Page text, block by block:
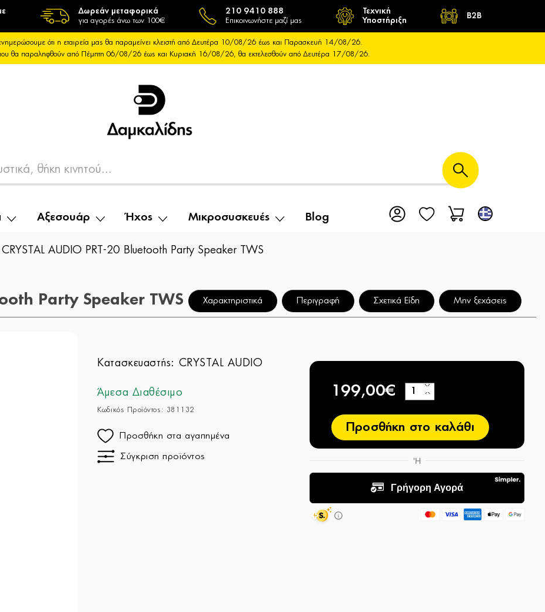
Δωρεάν μεταφορικά
για αγορές άνω των 100€
210 9410 888
Επικοινωνήστε μαζί μας
Τεχνική
Υποστήριξη
B2B
ότι η εταιρεία μας θα παραμείνει κλειστή από Δευτέρα 10/08/26 έως και Παρασκευή 14/08/26.
που θα παραληφθούν από Πέμπτη 06/08/26 έως και Κυριακή 16/08/26, θα εκτελεσθούν από Δευτέρα 17/08/26.
Αξεσουάρ Ήχος Μικροσυσκευές Blog
CRYSTAL AUDIO PRT-20 Bluetooth Party Speaker TWS
Party Speaker TWS Χαρακτηριστικά Περιγραφή Σχετικά Είδη Μην ξεχάσεις
Κατασκευαστής: CRYSTAL AUDIO
Άμεσα Διαθέσιμο
Κωδικός Προϊόντος: 381132
Προσθήκη στα αγαπημένα
Σύγκριση προϊόντος
199,00€ −
+
Προσθήκη στο καλάθι